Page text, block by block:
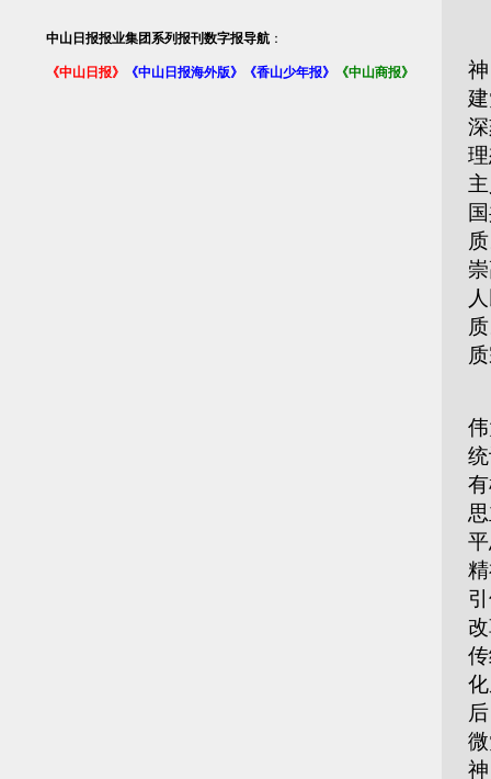
中山日报报业集团系列报刊数字报导航 ：
《中山日报》 《中山日报海外版》 《香山少年报》 《中山商报》